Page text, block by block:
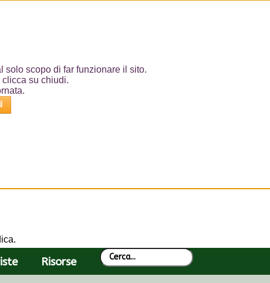
solo scopo di far funzionare il sito.
su chiudi.
Risorse